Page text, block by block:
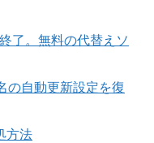
了。無料の代替えソ
の自動更新設定を復
方法